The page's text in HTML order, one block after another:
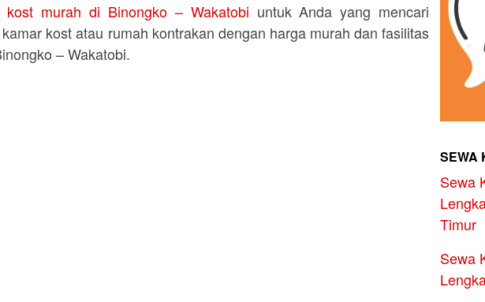
kost murah di Binongko – Wakatobi untuk Anda yang mencari
kost atau rumah kontrakan dengan harga murah dan fasilitas
– Wakatobi.
SEWA
Sewa
Timur
Sewa